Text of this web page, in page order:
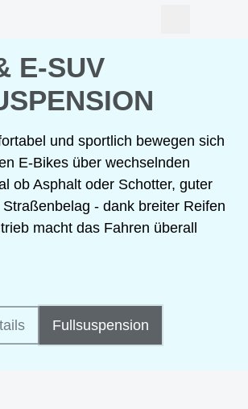
E-SUV
und sportlich bewegen sich
E-Bikes über wechselnden
ob Asphalt oder Schotter, guter
- dank breiter Reifen
macht das Fahren überall
Fullsuspension